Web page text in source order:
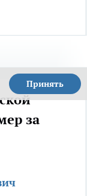
Принять
за